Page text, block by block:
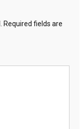
Required fields are